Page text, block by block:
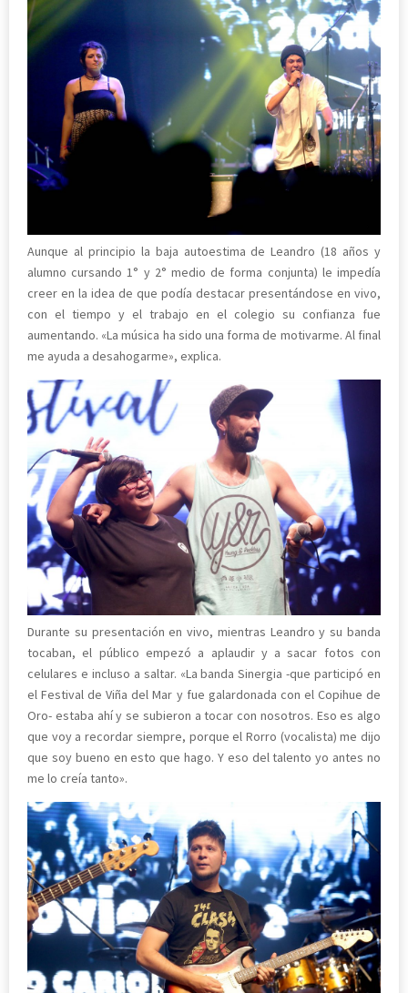
Aunque al principio la baja autoestima de Leandro (18 años y
alumno cursando 1° y 2° medio de forma conjunta) le impedía
creer en la idea de que podía destacar presentándose en vivo,
con el tiempo y el trabajo en el colegio su confianza fue
aumentando. «La música ha sido una forma de motivarme. Al final
me ayuda a desahogarme», explica.
Durante su presentación en vivo, mientras Leandro y su banda
tocaban, el público empezó a aplaudir y a sacar fotos con
celulares e incluso a saltar. «La banda Sinergia -que participó en
el Festival de Viña del Mar y fue galardonada con el Copihue de
Oro- estaba ahí y se subieron a tocar con nosotros. Eso es algo
que voy a recordar siempre, porque el Rorro (vocalista) me dijo
que soy bueno en esto que hago. Y eso del talento yo antes no
me lo creía tanto».